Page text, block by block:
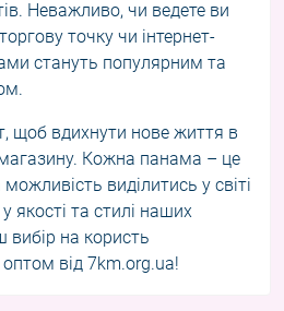
Неважливо, чи ведете ви
точку чи інтернет-
стануть популярним та
щоб вдихнути нове життя в
Кожна панама – це
виділитись у світі
якості та стилі наших
вибір на користь
від 7km.org.ua!